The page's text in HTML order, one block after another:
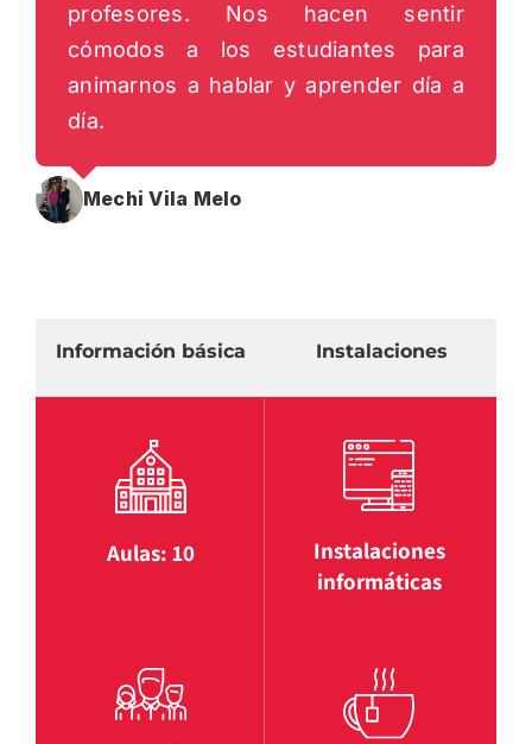
profesores. Nos hacen sentir
cómodos a los estudiantes para
animarnos a hablar y aprender día a
día.
Mechi Vila Melo
Información básica Instalaciones
Aulas: 10
Instalaciones
informáticas